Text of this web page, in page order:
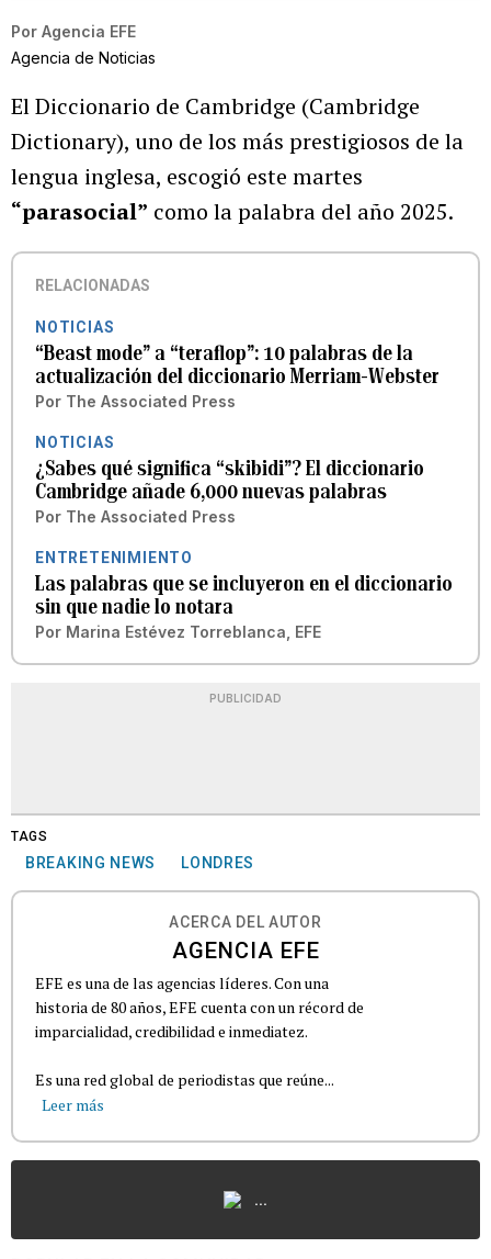
Por Agencia EFE
Agencia de Noticias
El Diccionario de Cambridge (Cambridge
Dictionary), uno de los más prestigiosos de la
lengua inglesa, escogió este martes
“parasocial” como la palabra del año 2025.
RELACIONADAS
NOTICIAS
“Beast mode” a “teraflop”: 10 palabras de la
actualización del diccionario Merriam-Webster
Por The Associated Press
NOTICIAS
¿Sabes qué significa “skibidi”? El diccionario
Cambridge añade 6,000 nuevas palabras
Por The Associated Press
ENTRETENIMIENTO
Las palabras que se incluyeron en el diccionario
sin que nadie lo notara
Por Marina Estévez Torreblanca, EFE
PUBLICIDAD
TAGS
BREAKING NEWS LONDRES
ACERCA DEL AUTOR
AGENCIA EFE
EFE es una de las agencias líderes. Con una
historia de 80 años, EFE cuenta con un récord de
imparcialidad, credibilidad e inmediatez.
Es una red global de periodistas que reúne...
Leer más
...